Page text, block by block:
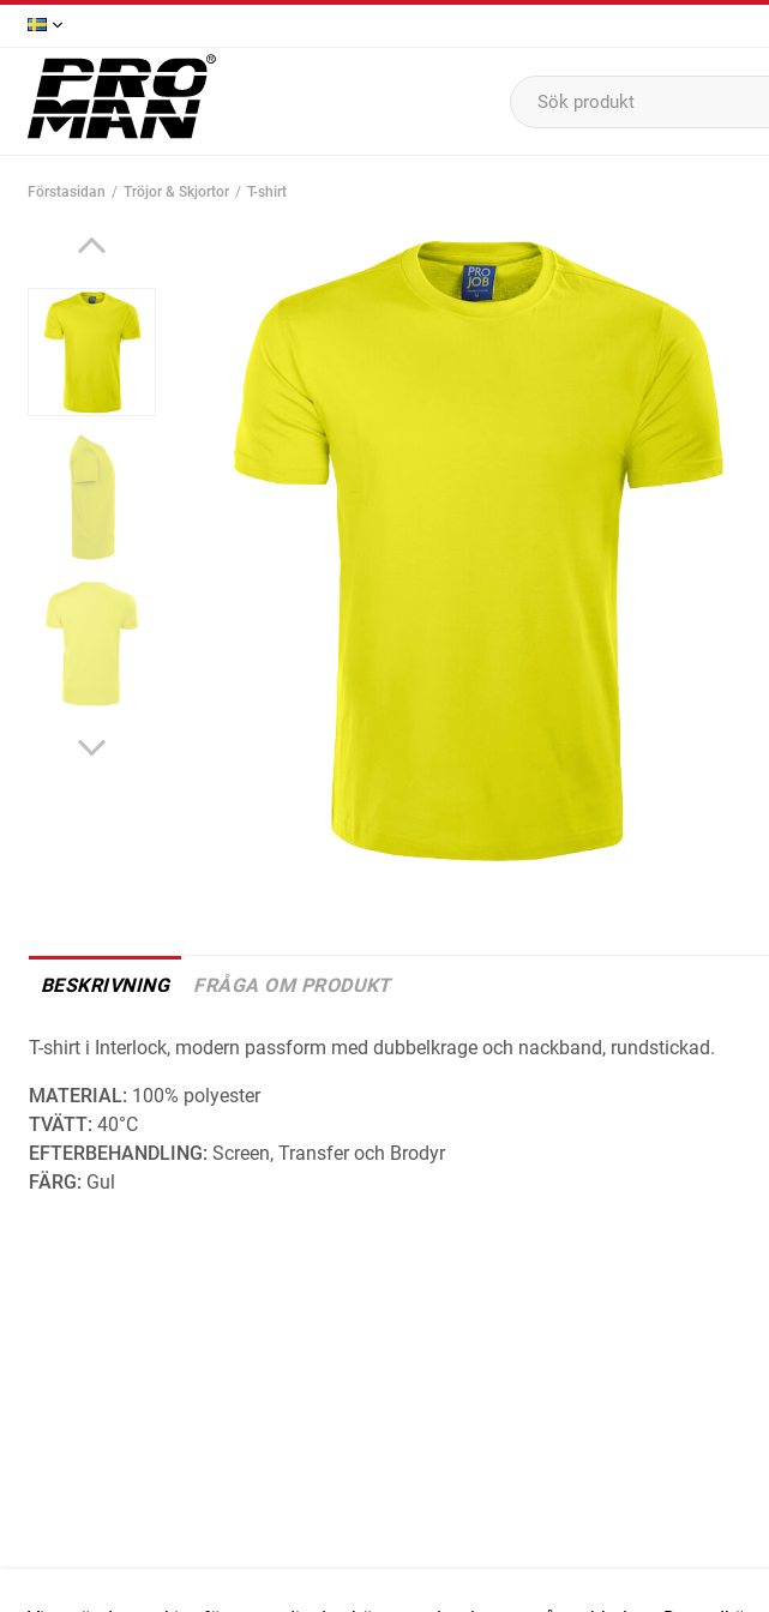
Förstasidan Tröjor & Skjortor T-shirt
BESKRIVNING FRÅGA OM PRODUKT
T-shirt i Interlock, modern passform med dubbelkrage och nackband, rundstickad.
MATERIAL: 100% polyester
TVÄTT: 40°C
EFTERBEHANDLING: Screen, Transfer och Brodyr
FÄRG: Gul